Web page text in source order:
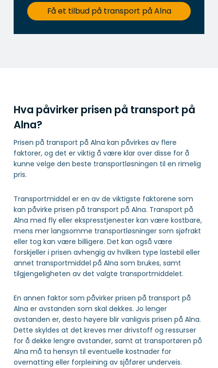
Få et tilbud på transport på Alna
Hva påvirker prisen på transport på
Alna?
Prisen på transport på Alna kan påvirkes av flere
faktorer, og det er viktig å være klar over disse for å
kunne velge den beste transportløsningen til en rimelig
pris.
Transportmiddel er en av de viktigste faktorene som
kan påvirke prisen på transport på Alna. Transport på
Alna med fly eller ekspresstjenester kan være kostbare,
mens mer langsomme transportløsninger som sjøfrakt
eller tog kan være billigere. Det kan også være
forskjeller i prisen avhengig av hvilken type lastebil eller
annet transportmiddel på Alna som brukes, samt
tilgjengeligheten av det valgte transportmiddelet.
En annen faktor som påvirker prisen på transport på
Alna er avstanden som skal dekkes. Jo lenger
avstanden er, desto høyere blir vanligvis prisen på Alna.
Dette skyldes at det kreves mer drivstoff og ressurser
for å dekke lengre avstander, samt at transportøren på
Alna må ta hensyn til eventuelle kostnader for
overnatting eller forpleining av sjåfører underveis.